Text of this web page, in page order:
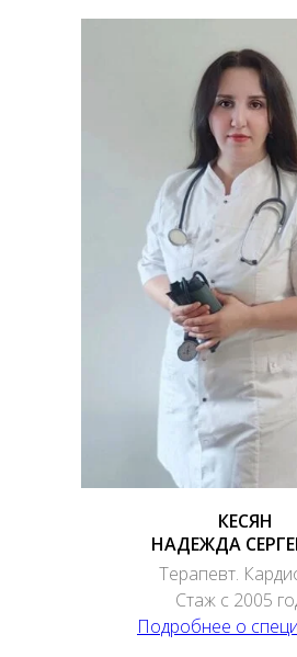
КЕСЯН
НАДЕЖДА
Терапевт.
Стаж с 2005
Подробнее о